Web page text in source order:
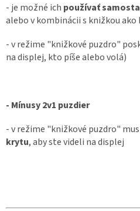
- je možné ich používať
alebo v kombinácii s knižkou ako
- v režime "knižkové puzdro"
na displej, kto píše alebo volá)
- Mínusy 2v1 puzdier
- v režime "knižkové puzdro"
krytu, aby ste videli na displej